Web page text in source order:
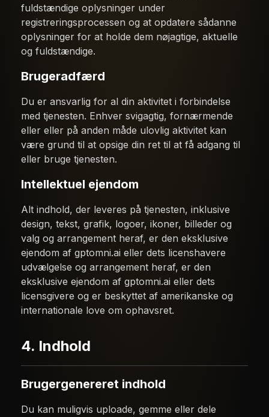
fuldstændige oplysninger under
registreringsprocessen og at opdatere sådanne
oplysninger for at holde dem nøjagtige, aktuelle
og fuldstændige.
Brugeradfærd
Du er ansvarlig for al din aktivitet i forbindelse
med tjenesten. Enhver svigagtig, fornærmende
eller eller på anden måde ulovlig aktivitet kan
være grund til at opsige din ret til at få adgang til
eller bruge tjenesten.
Intellektuel ejendom
Alt indhold, der leveres på tjenesten, inklusive
design, tekst, grafik, logoer, ikoner, billeder og
valg og arrangement heraf, er den eksklusive
ejendom af gptomni.ai eller dets licenshavere
udvælgelse og arrangement heraf, er den
eksklusive ejendom af gptomni.ai eller dets
licensgivere og er beskyttet af amerikanske og
internationale love om ophavsret.
4. Indhold
Brugergenereret indhold
Du kan muligvis uploade, gemme eller dele